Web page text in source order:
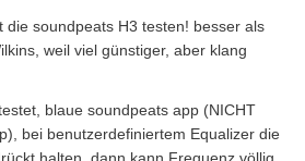
die soundpeats H3 testen! besser als
weil viel günstiger, aber klang
blaue soundpeats app (NICHT
bei benutzerdefiniertem Equalizer die